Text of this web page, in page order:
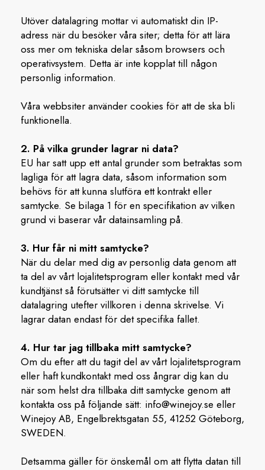
Utöver datalagring mottar vi automatiskt din IP-
adress när du besöker våra siter; detta för att lära
oss mer om tekniska delar såsom browsers och
operativsystem. Detta är inte kopplat till någon
personlig information.
Våra webbsiter använder cookies för att de ska bli
funktionella.
2. På vilka grunder lagrar ni data?
EU har satt upp ett antal grunder som betraktas som
lagliga för att lagra data, såsom information som
behövs för att kunna slutföra ett kontrakt eller
samtycke. Se bilaga 1 för en specifikation av vilken
grund vi baserar vår datainsamling på.
3. Hur får ni mitt samtycke?
När du delar med dig av personlig data genom att
ta del av vårt lojalitetsprogram eller kontakt med vår
kundtjänst så förutsätter vi ditt samtycke till
datalagring utefter villkoren i denna skrivelse. Vi
lagrar datan endast för det specifika fallet.
4. Hur tar jag tillbaka mitt samtycke?
Om du efter att du tagit del av vårt lojalitetsprogram
eller haft kundkontakt med oss ångrar dig kan du
när som helst dra tillbaka ditt samtycke genom att
kontakta oss på följande sätt: info@winejoy.se eller
Winejoy AB, Engelbrektsgatan 55, 41252 Göteborg,
SWEDEN.
Detsamma gäller för önskemål om att flytta datan till